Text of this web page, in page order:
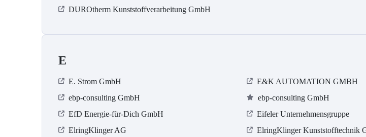
DUROtherm Kunststoffverarbeitung GmbH
E
E. Strom GmbH E&K AUTOMATION GMBH
ebp-consulting GmbH
ebp-consulting GmbH
EfD Energie-für-Dich GmbH
Eifeler Unternehmensgruppe
ElringKlinger AG
ElringKlinger Kunststofftechnik